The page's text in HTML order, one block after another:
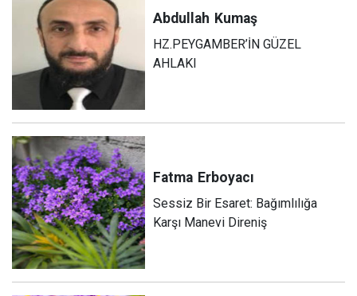
Abdullah Kumaş
HZ.PEYGAMBER’İN GÜZEL
AHLAKI
Fatma Erboyacı
Sessiz Bir Esaret: Bağımlılığa
Karşı Manevi Direniş